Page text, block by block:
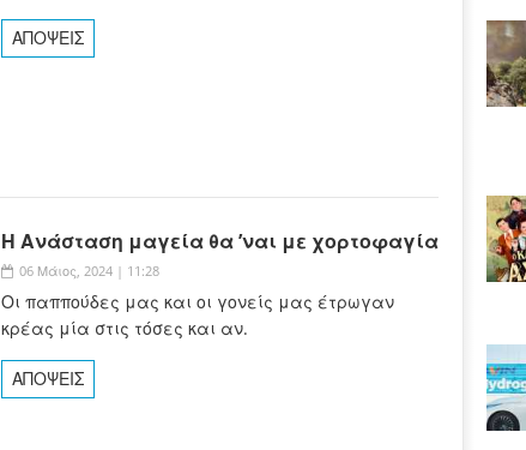
ΑΠΟΨΕΙΣ
Η Ανάσταση μαγεία θα ’ναι με χορτοφαγία
06 Μάιος, 2024 | 11:28
Οι παππούδες μας και οι γονείς μας έτρωγαν
κρέας μία στις τόσες και αν.
ΑΠΟΨΕΙΣ